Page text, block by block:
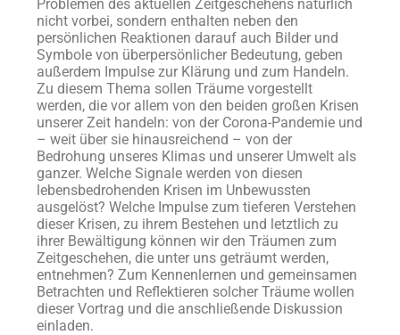
Problemen des aktuellen Zeitgeschehens natürlich
nicht vorbei, sondern enthalten neben den
persönlichen Reaktionen darauf auch Bilder und
Symbole von überpersönlicher Bedeutung, geben
außerdem Impulse zur Klärung und zum Handeln.
Zu diesem Thema sollen Träume vorgestellt
werden, die vor allem von den beiden großen Krisen
unserer Zeit handeln: von der Corona-Pandemie und
– weit über sie hinausreichend – von der
Bedrohung unseres Klimas und unserer Umwelt als
ganzer. Welche Signale werden von diesen
lebensbedrohenden Krisen im Unbewussten
ausgelöst? Welche Impulse zum tieferen Verstehen
dieser Krisen, zu ihrem Bestehen und letztlich zu
ihrer Bewältigung können wir den Träumen zum
Zeitgeschehen, die unter uns geträumt werden,
entnehmen? Zum Kennenlernen und gemeinsamen
Betrachten und Reflektieren solcher Träume wollen
dieser Vortrag und die anschließende Diskussion
einladen.